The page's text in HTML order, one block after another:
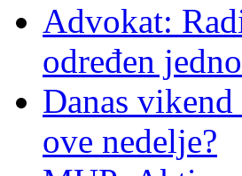
Advokat:
određen
Danas
ove nedelje?